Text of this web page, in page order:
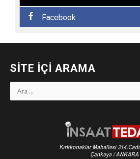
Facebook
SITE İÇI ARAMA
Arama: